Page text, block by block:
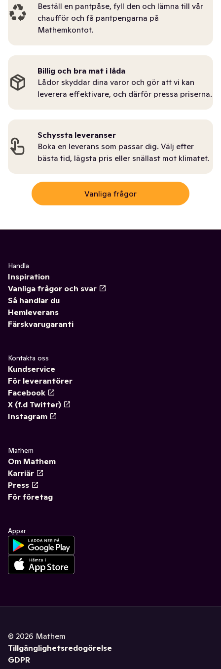
Beställ en pantpåse, fyll den och lämna till vår
chaufför och få pantpengarna på
Mathemkontot.
Billig och bra mat i låda
Lådor skyddar dina varor och gör att vi kan
leverera effektivare, och därför pressa priserna.
Schyssta leveranser
Boka en leverans som passar dig. Välj efter
bästa tid, lägsta pris eller snällast mot klimatet.
Vanliga frågor
Handla
Inspiration
Vanliga frågor och svar
Så handlar du
Hemleverans
Färskvarugaranti
Kontakta oss
Kundservice
För leverantörer
Facebook
X (f.d Twitter)
Instagram
Mathem
Om Mathem
Karriär
Press
För företag
Appar
© 2026 Mathem
Tillgänglighetsredogörelse
GDPR